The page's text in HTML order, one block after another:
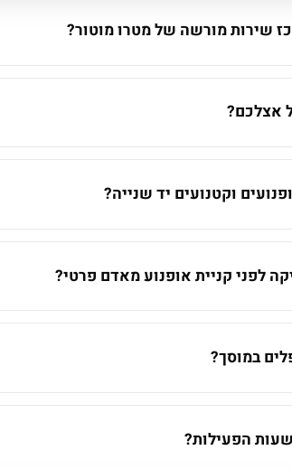
שירות מורשה של מטרו מוטור?
אצלכם?
וקטנועים יד שנייה?
לפני קניית אופנוע מאדם פרטי?
במוסך?
הפעילות?